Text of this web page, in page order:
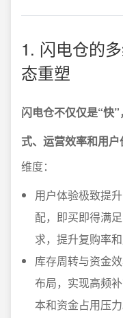
1. 闪电仓的
态重塑
闪电仓不仅仅是“快
式、运营效率和用户
维度：
用户体验极致提
配，即买即得满
求，提升复购率和
库存周转与资金
布局，实现高频
本和资金占用压力